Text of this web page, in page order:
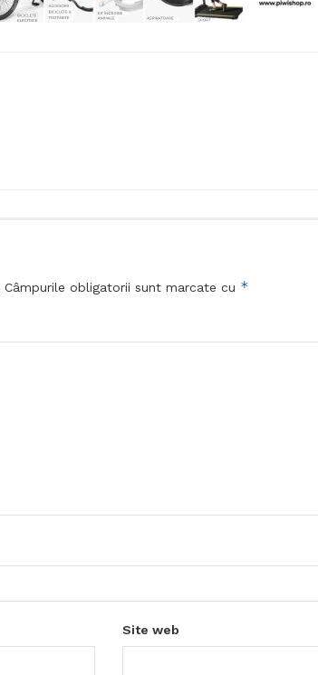
Câmpurile obligatorii sunt marcate cu *
Site web